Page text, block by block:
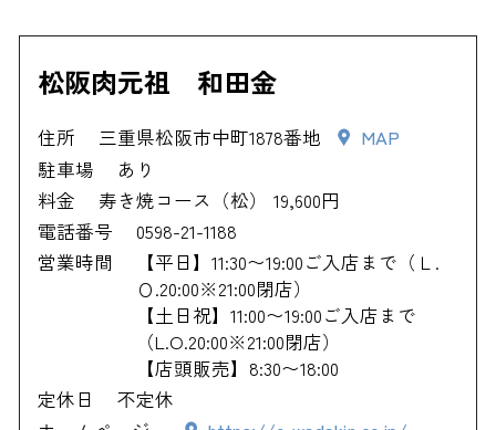
松阪肉元祖 和田金
住所 三重県松阪市中町1878番地
MAP
駐車場
あり
料金
寿き焼コース（松） 19,600円
電話番号
0598-21-1188
営業時間
【平日】11:30〜19:00ご入店まで（Ｌ.
Ｏ.20:00※21:00閉店）
【土日祝】11:00〜19:00ご入店まで
（L.O.20:00※21:00閉店）
【店頭販売】8:30〜18:00
定休日
不定休